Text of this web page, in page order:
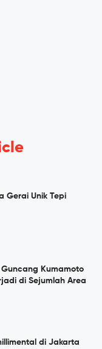
Gerai Unik Tepi
Kumamoto
di Sejumlah Area
di Jakarta